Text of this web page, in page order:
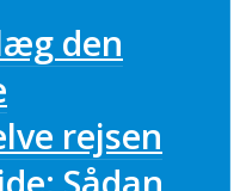
den
rejsen